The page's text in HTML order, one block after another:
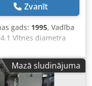
Zvanīt
gads: 1995, Vadība
Vītnes diametra
maks. 15 mm
Rrqiolger
Mazā sludinājuma